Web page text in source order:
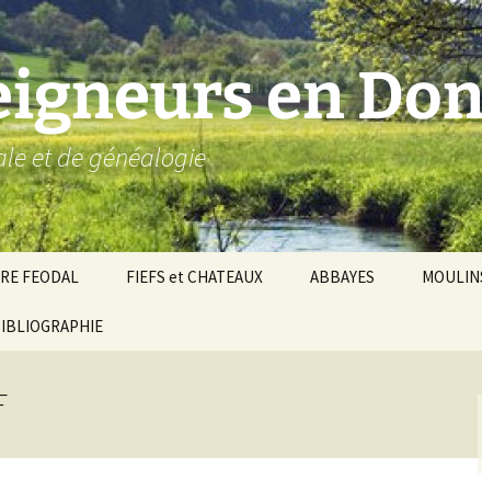
en
et de généalogie
FEODAL
de Donzy
FIEFS et CHATEAUX ABBAYES